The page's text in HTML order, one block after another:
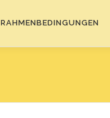
RAHMENBEDINGUNGEN